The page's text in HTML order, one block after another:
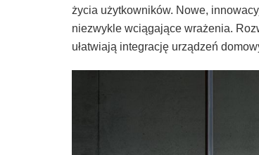
życia użytkowników. Nowe,
niezwykle wciągające wrażenia.
ułatwiają integrację urządzeń